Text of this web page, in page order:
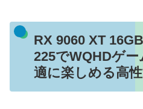
RX 9060 XT
225でWQHDゲ
適に楽しめる高